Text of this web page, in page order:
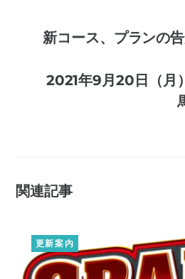
新コース、プランの
2021年9月20日（月
関連記事
更新案内